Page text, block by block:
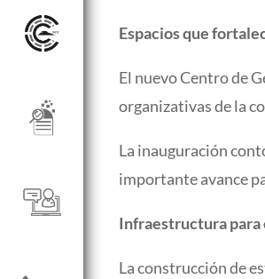
Espacios que
El nuevo Centro de
organizativas de la
La inauguración
importante avance
Infraestructura
La construcción de